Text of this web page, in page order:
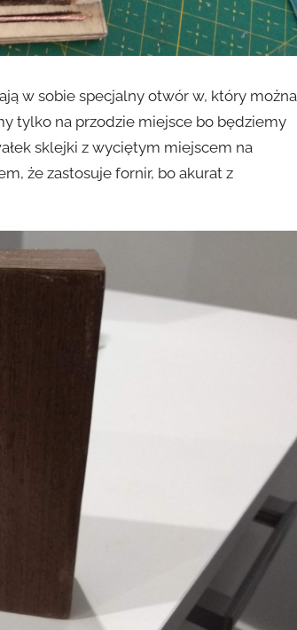
w sobie specjalny otwór w, który można
tylko na przodzie miejsce bo będziemy
sklejki z wyciętym miejscem na
że zastosuje fornir, bo akurat z